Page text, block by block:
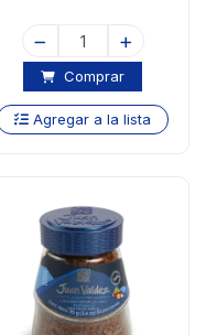
Comprar
Agregar a la lista